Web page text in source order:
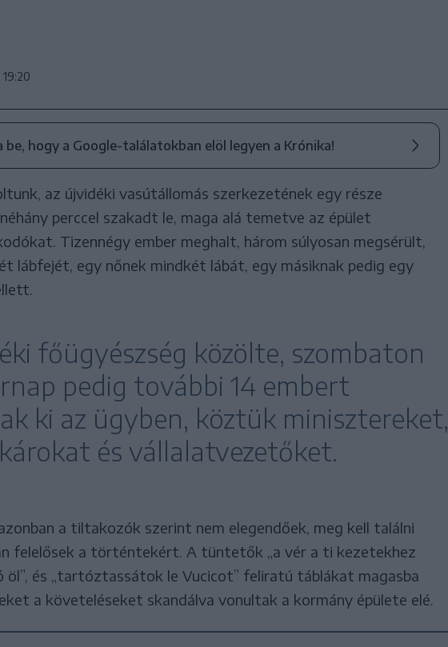
hogy a Google-találatokban elöl legyen a Krónika!
az újvidéki vasútállomás szerkezetének egy része
perccel szakadt le, maga alá temetve az épület
Tizennégy ember meghalt, három súlyosan megsérült,
lábfejét, egy nőnek mindkét lábát, egy másiknak pedig egy
főügyészség közölte, szombaton
pedig további 14 embert
ki az ügyben, köztük minisztereket,
és vállalatvezetőket.
a tiltakozók szerint nem elegendőek, meg kell találni
felelősek a történtekért. A tüntetők „a vér a ti kezetekhez
öl”, és „tartóztassátok le Vucicot” feliratú táblákat magasba
a követeléseket skandálva vonultak a kormány épülete elé.